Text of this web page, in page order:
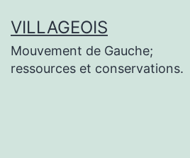
au
contenu
VILLAGEOIS
Mouvement de Gauche;
ressources et conservations.